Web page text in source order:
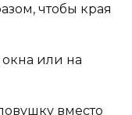
чтобы края
окна или на
вместо